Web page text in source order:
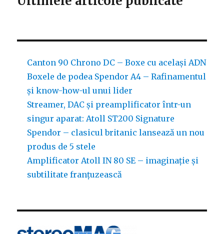
renumiti
Canton 90 Chrono DC – Boxe cu același ADN
Boxele de podea Spendor A4 – Rafinamentul
și know-how-ul unui lider
Streamer, DAC și preamplificator într-un
singur aparat: Atoll ST200 Signature
Spendor – clasicul britanic lansează un nou
produs de 5 stele
Amplificator Atoll IN 80 SE – imaginație și
subtilitate franțuzească